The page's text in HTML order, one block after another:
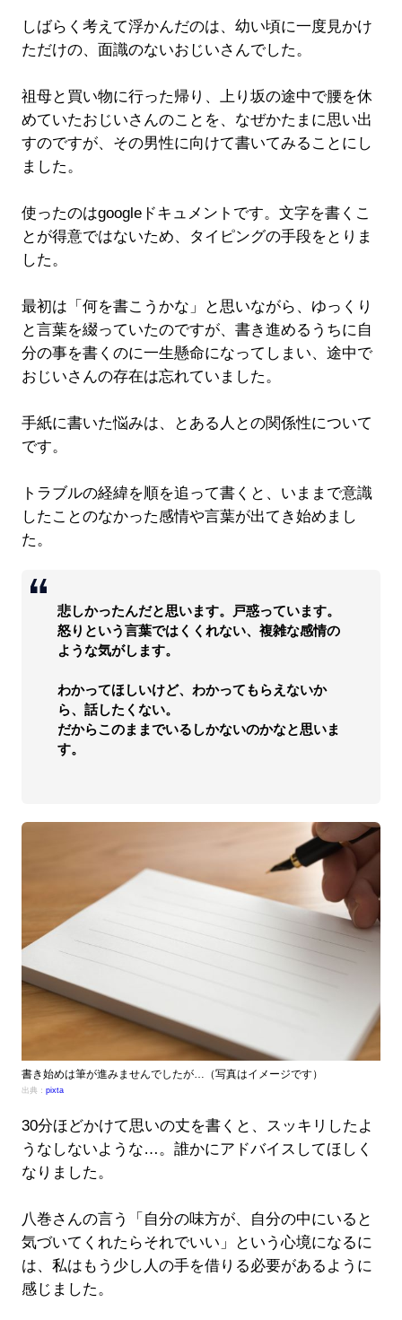
しばらく考えて浮かんだのは、幼い頃に一度見かけ
ただけの、面識のないおじいさんでした。
祖母と買い物に行った帰り、上り坂の途中で腰を休
めていたおじいさんのことを、なぜかたまに思い出
すのですが、その男性に向けて書いてみることにし
ました。
使ったのはgoogleドキュメントです。文字を書くこ
とが得意ではないため、タイピングの手段をとりま
した。
最初は「何を書こうかな」と思いながら、ゆっくり
と言葉を綴っていたのですが、書き進めるうちに自
分の事を書くのに一生懸命になってしまい、途中で
おじいさんの存在は忘れていました。
手紙に書いた悩みは、とある人との関係性について
です。
トラブルの経緯を順を追って書くと、いままで意識
したことのなかった感情や言葉が出てき始めまし
た。
悲しかったんだと思います。戸惑っています。
怒りという言葉ではくくれない、複雑な感情の
ような気がします。
わかってほしいけど、わかってもらえないか
ら、話したくない。
だからこのままでいるしかないのかなと思いま
す。
書き始めは筆が進みませんでしたが…（写真はイメージです）
出典： pixta
30分ほどかけて思いの丈を書くと、スッキリしたよ
うなしないような…。誰かにアドバイスしてほしく
なりました。
八巻さんの言う「自分の味方が、自分の中にいると
気づいてくれたらそれでいい」という心境になるに
は、私はもう少し人の手を借りる必要があるように
感じました。